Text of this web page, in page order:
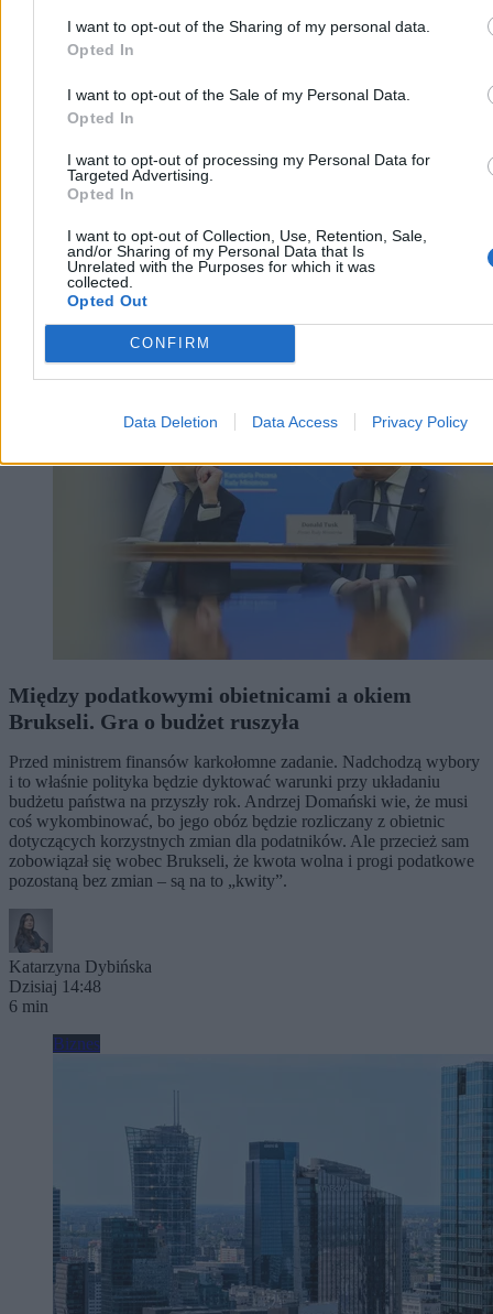
I want to opt-out of the Sharing of my personal data.
Opted In
I want to opt-out of the Sale of my Personal Data.
Opted In
I want to opt-out of processing my Personal Data for
Targeted Advertising.
Opted In
I want to opt-out of Collection, Use, Retention, Sale,
and/or Sharing of my Personal Data that Is
Unrelated with the Purposes for which it was
collected.
Opted Out
CONFIRM
Data Deletion Data Access Privacy Policy
Reklama
Reklama
Między podatkowymi obietnicami a okiem
Brukseli. Gra o budżet ruszyła
Przed ministrem finansów karkołomne zadanie. Nadchodzą wybory
i to właśnie polityka będzie dyktować warunki przy układaniu
budżetu państwa na przyszły rok. Andrzej Domański wie, że musi
coś wykombinować, bo jego obóz będzie rozliczany z obietnic
dotyczących korzystnych zmian dla podatników. Ale przecież sam
zobowiązał się wobec Brukseli, że kwota wolna i progi podatkowe
pozostaną bez zmian – są na to „kwity”.
Katarzyna Dybińska
Dzisiaj 14:48
6 min
Biznes